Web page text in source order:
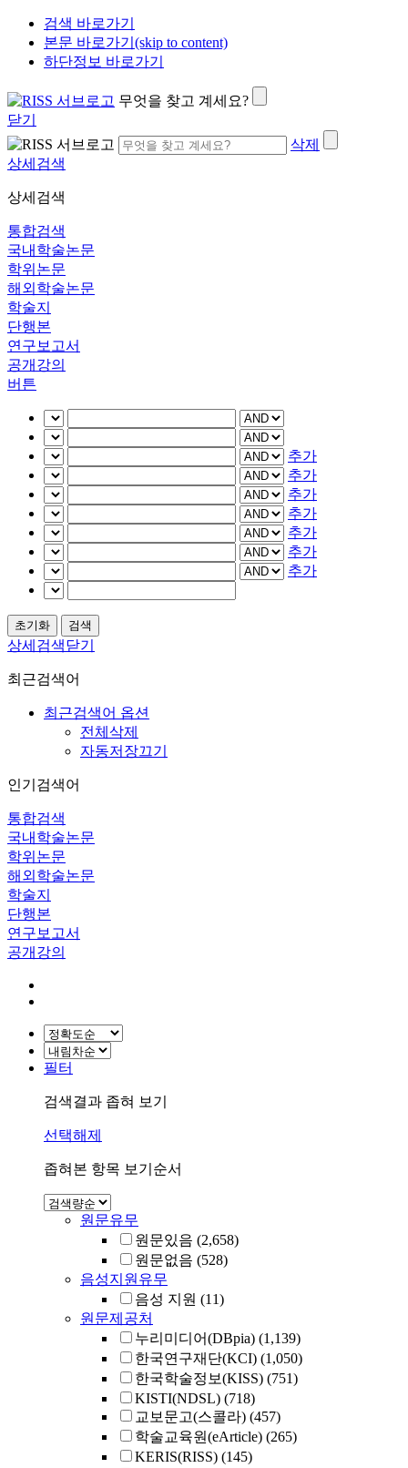
검색 바로가기
본문 바로가기(skip to content)
하단정보 바로가기
무엇을 찾고 계세요?
닫기
삭제
상세검색
상세검색
통합검색
국내학술논문
학위논문
해외학술논문
학술지
단행본
연구보고서
공개강의
버튼
추가
추가
추가
추가
추가
추가
추가
상세검색닫기
최근검색어
최근검색어 옵션
전체삭제
자동저장끄기
인기검색어
통합검색
국내학술논문
학위논문
해외학술논문
학술지
단행본
연구보고서
공개강의
필터
검색결과 좁혀 보기
선택해제
좁혀본 항목 보기순서
원문유무
원문있음 (2,658)
원문없음 (528)
음성지원유무
음성 지원 (11)
원문제공처
누리미디어(DBpia) (1,139)
한국연구재단(KCI) (1,050)
한국학술정보(KISS) (751)
KISTI(NDSL) (718)
교보문고(스콜라) (457)
학술교육원(eArticle) (265)
KERIS(RISS) (145)